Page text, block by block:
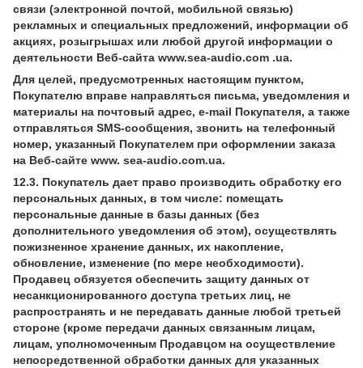
связи (электронной почтой, мобильной связью)
рекламных и специальных предложений, информации об
акциях, розыгрышах или любой другой информации о
деятельности Веб-сайта www.sea-audio.com .ua.
Для целей, предусмотренных настоящим пунктом,
Покупателю вправе направляться письма, уведомления и
материалы на почтовый адрес, e-mail Покупателя, а также
отправляться SMS-сообщения, звонить на телефонный
номер, указанный Покупателем при оформлении заказа
на Веб-сайте www. sea-audio.com.ua.
12.3. Покупатель дает право производить обработку его
персональных данных, в том числе: помещать
персональные данные в базы данных (без
дополнительного уведомления об этом), осуществлять
пожизненное хранение данных, их накопление,
обновление, изменение (по мере необходимости).
Продавец обязуется обеспечить защиту данных от
несанкционированного доступа третьих лиц, не
распространять и не передавать данные любой третьей
стороне (кроме передачи данных связанным лицам,
лицам, уполномоченным Продавцом на осуществление
непосредственной обработки данных для указанных